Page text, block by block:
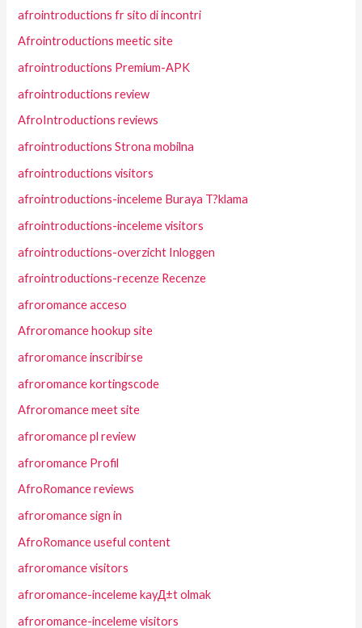
afrointroductions fr sito di incontri
Afrointroductions meetic site
afrointroductions Premium-APK
afrointroductions review
AfroIntroductions reviews
afrointroductions Strona mobilna
afrointroductions visitors
afrointroductions-inceleme Buraya T?klama
afrointroductions-inceleme visitors
afrointroductions-overzicht Inloggen
afrointroductions-recenze Recenze
afroromance acceso
Afroromance hookup site
afroromance inscribirse
afroromance kortingscode
Afroromance meet site
afroromance pl review
afroromance Profil
AfroRomance reviews
afroromance sign in
AfroRomance useful content
afroromance visitors
afroromance-inceleme kayД±t olmak
afroromance-inceleme visitors